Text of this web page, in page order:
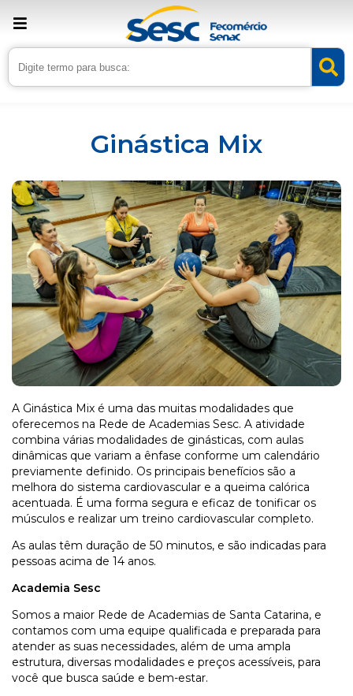
Inicio Serviços Ginástica Mix
Ginástica Mix
A Ginástica Mix é uma das muitas modalidades que
oferecemos na Rede de Academias Sesc. A atividade
combina várias modalidades de ginásticas, com aulas
dinâmicas que variam a ênfase conforme um calendário
previamente definido. Os principais benefícios são a
melhora do sistema cardiovascular e a queima calórica
acentuada. É uma forma segura e eficaz de tonificar os
músculos e realizar um treino cardiovascular completo.
As aulas têm duração de 50 minutos, e são indicadas para
pessoas acima de 14 anos.
Academia Sesc
Somos a maior Rede de Academias de Santa Catarina, e
contamos com uma equipe qualificada e preparada para
atender as suas necessidades, além de uma ampla
estrutura, diversas modalidades e preços acessíveis, para
você que busca saúde e bem-estar.